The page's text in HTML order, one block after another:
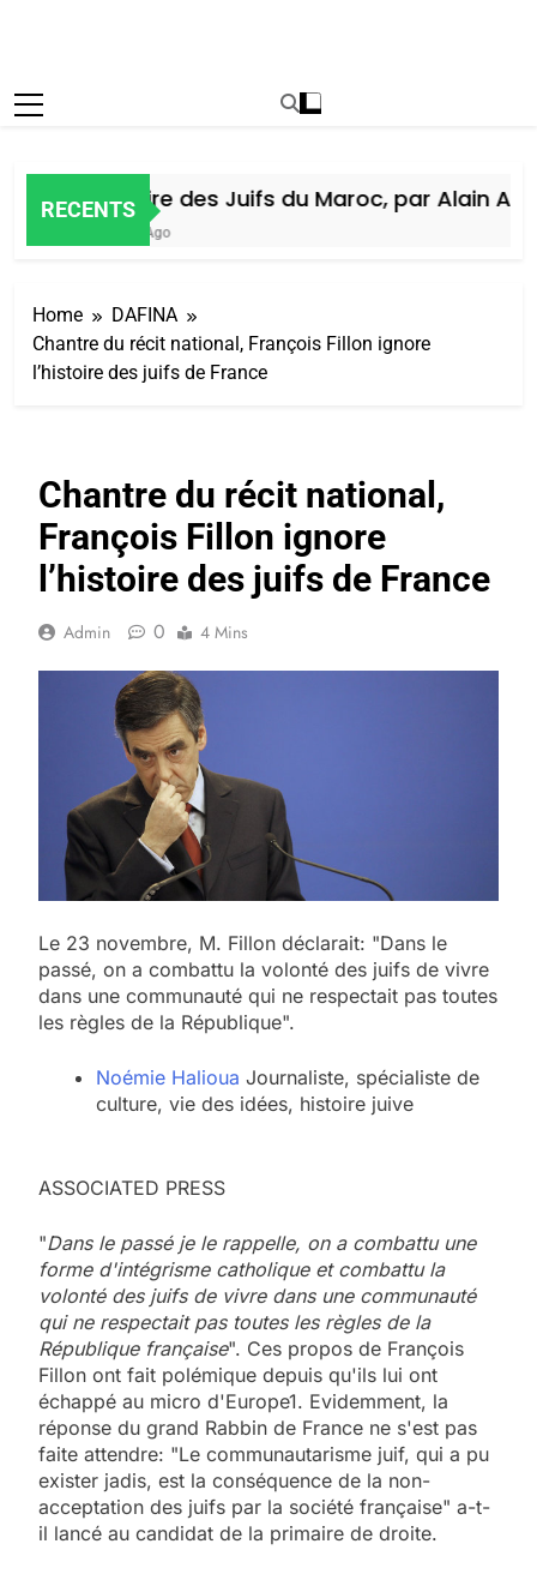
RECENTS
Histoire des Juifs du Maroc, par Alain Amiel
6 Jours Ago
Home
DAFINA
Chantre du récit national, François Fillon ignore
l’histoire des juifs de France
Chantre du récit national,
François Fillon ignore
l’histoire des juifs de France
Admin 0 4 Mins
Le 23 novembre, M. Fillon déclarait: "Dans le
passé, on a combattu la volonté des juifs de vivre
dans une communauté qui ne respectait pas toutes
les règles de la République".
Noémie Halioua Journaliste, spécialiste de
culture, vie des idées, histoire juive
ASSOCIATED PRESS
"Dans le passé je le rappelle, on a combattu une
forme d'intégrisme catholique et combattu la
volonté des juifs de vivre dans une communauté
qui ne respectait pas toutes les règles de la
République française". Ces propos de François
Fillon ont fait polémique depuis qu'ils lui ont
échappé au micro d'Europe1. Evidemment, la
réponse du grand Rabbin de France ne s'est pas
faite attendre: "Le communautarisme juif, qui a pu
exister jadis, est la conséquence de la non-
acceptation des juifs par la société française" a-t-
il lancé au candidat de la primaire de droite.